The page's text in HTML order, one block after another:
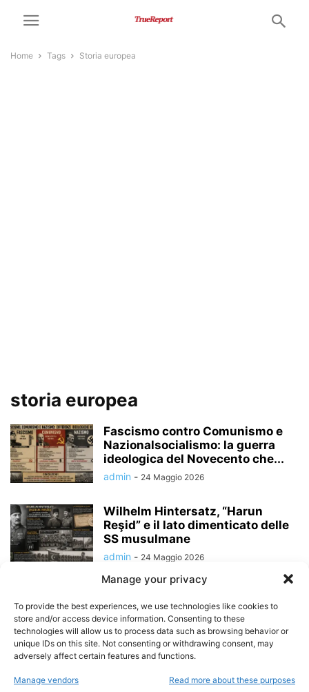
Manage your privacy
To provide the best experiences, we use technologies like cookies to
store and/or access device information. Consenting to these
technologies will allow us to process data such as browsing behavior or
unique IDs on this site. Not consenting or withdrawing consent, may
adversely affect certain features and functions.
Manage vendors Read more about these purposes
Home Tags Storia europea
storia europea
Fascismo contro Comunismo e
Nazionalsocialismo: la guerra
ideologica del Novecento che...
admin - 24 Maggio 2026
Wilhelm Hintersatz, “Harun
Reşid” e il lato dimenticato delle
SS musulmane
admin - 24 Maggio 2026
il mito della “giudaizzazione”
dell’Inghilterra
admin - 24 Maggio 2026
dell’antifascismo e del